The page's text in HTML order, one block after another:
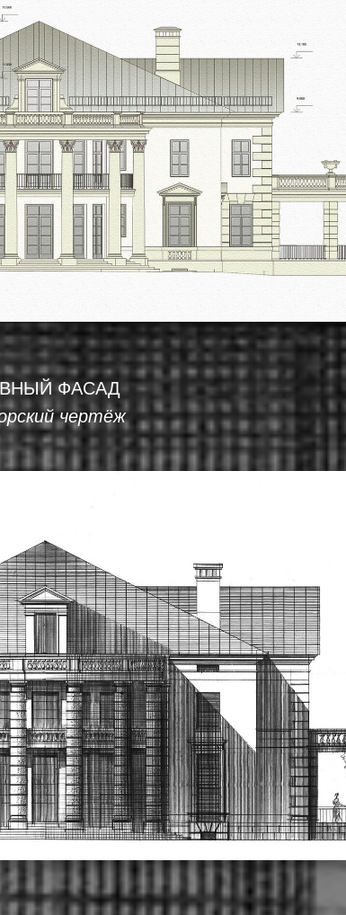
ФАСАД
чертёж